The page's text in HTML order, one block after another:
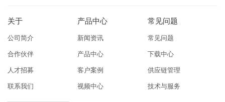
关于
公司简介
合作伙伴
人才招募
联系我们
产品中心
新闻资讯
产品中心
客户案例
视频中心
常见问题
常见问题
下载中心
供应链管理
技术与服务